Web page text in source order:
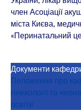
член Асоціації
міста Києва,
«Перинатальний
Документи
Положення про
гінекології та
освіти